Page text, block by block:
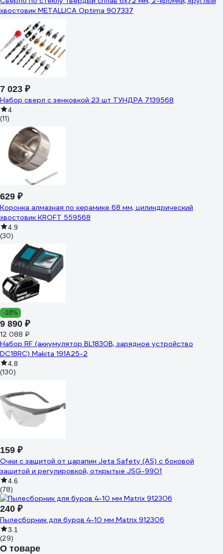
хвостовик METALLICA Optima 907337
7 023 ₽
Набор сверл с зенковкой 23 шт ТУНДРА 7139568
4
(11)
629 ₽
Коронка алмазная по керамике 68 мм, цилиндрический
хвостовик KROFT 559568
4.9
(30)
-18%
9 890 ₽
12 088 ₽
Набор RF (аккумулятор BL1830B, зарядное устройство
DC18RC) Makita 191A25-2
4.8
(130)
159 ₽
Очки с защитой от царапин Jeta Safety (AS) с боковой
защитой и регулировкой, открытые JSG-9901
4.6
(78)
240 ₽
Пылесборник для буров 4-10 мм Matrix 912306
3.1
(29)
О товаре